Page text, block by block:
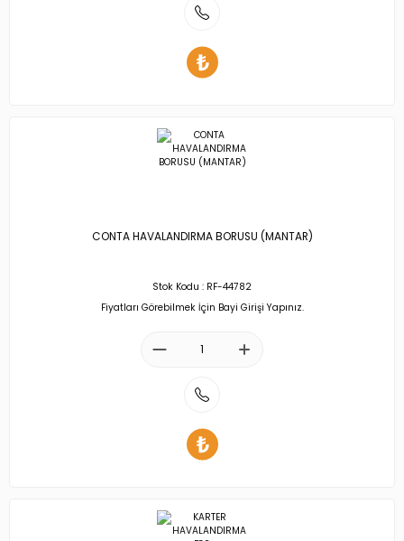
CONTA HAVALANDIRMA BORUSU (MANTAR)
Stok Kodu : RF-44782
Fiyatları Görebilmek İçin Bayi Girişi Yapınız.